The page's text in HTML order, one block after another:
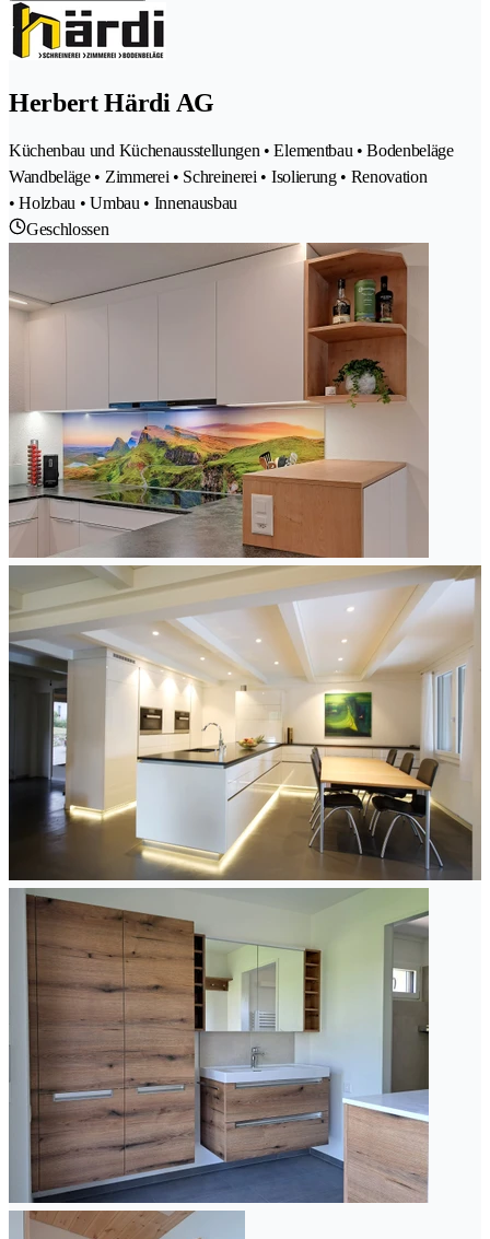
Herbert Härdi AG
Küchenbau und Küchenausstellungen • Elementbau • Bodenbeläge
Wandbeläge • Zimmerei • Schreinerei • Isolierung • Renovation
• Holzbau • Umbau • Innenausbau
Geschlossen